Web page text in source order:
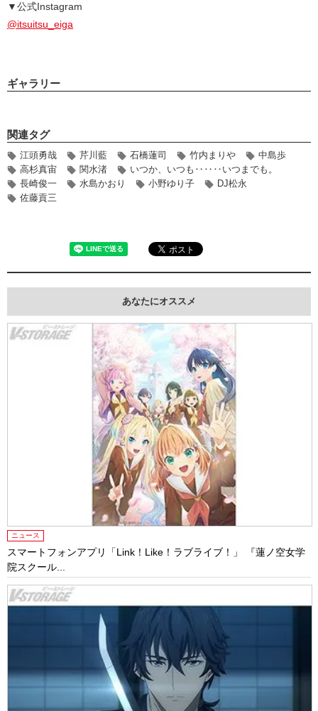
▼公式Instagram
@itsuitsu_eiga
ギャラリー
関連タグ
江頭勇哉 芹川藍 石橋蓮司 竹内まりや
中島歩
高杉真宙
関水渚
いつか、いつも‥‥‥いつまでも。
長崎俊一
水島かおり 小野ゆり子
DJ松永
佐藤貢三
あなたにオススメ
ニュース
スマートフォンアプリ「Link！Like！ラブライブ！」 『蓮ノ空女学
院スクール...